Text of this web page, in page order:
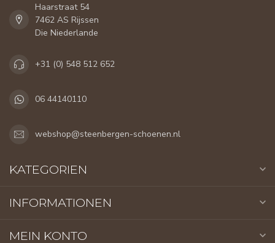
Haarstraat 54
7462 AS Rijssen
Die Niederlande
+31 (0) 548 512 652
06 44140110
webshop@steenbergen-schoenen.nl
KATEGORIEN
INFORMATIONEN
MEIN KONTO